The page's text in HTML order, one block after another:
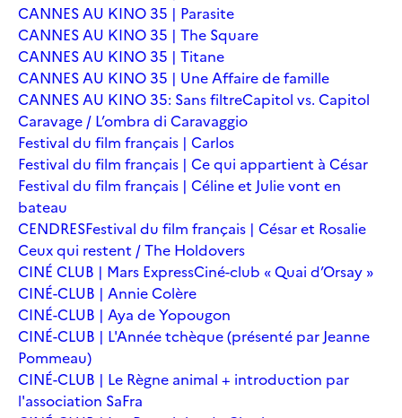
CANNES AU KINO 35 | Parasite
CANNES AU KINO 35 | The Square
CANNES AU KINO 35 | Titane
CANNES AU KINO 35 | Une Affaire de famille
CANNES AU KINO 35: Sans filtreCapitol vs. Capitol
Caravage / L’ombra di Caravaggio
Festival du film français | Carlos
Festival du film français | Ce qui appartient à César
Festival du film français | Céline et Julie vont en
bateau
CENDRESFestival du film français | César et Rosalie
Ceux qui restent / The Holdovers
CINÉ CLUB | Mars ExpressCiné-club « Quai d’Orsay »
CINÉ-CLUB | Annie Colère
CINÉ-CLUB | Aya de Yopougon
CINÉ-CLUB | L'Année tchèque (présenté par Jeanne
Pommeau)
CINÉ-CLUB | Le Règne animal + introduction par
l'association SaFra